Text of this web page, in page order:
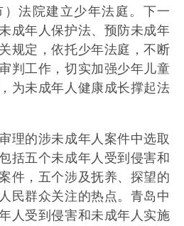
法院建立少年法庭。下一
成年人保护法、预防未成年
规定，依托少年法庭，不断
判工作，切实加强少年儿童
为未成年人健康成长撑起法
理的涉未成年人案件中选取
括五个未成年人受到侵害和
件，五个涉及抚养、探望的
民群众关注的热点。青岛中
人受到侵害和未成年人实施